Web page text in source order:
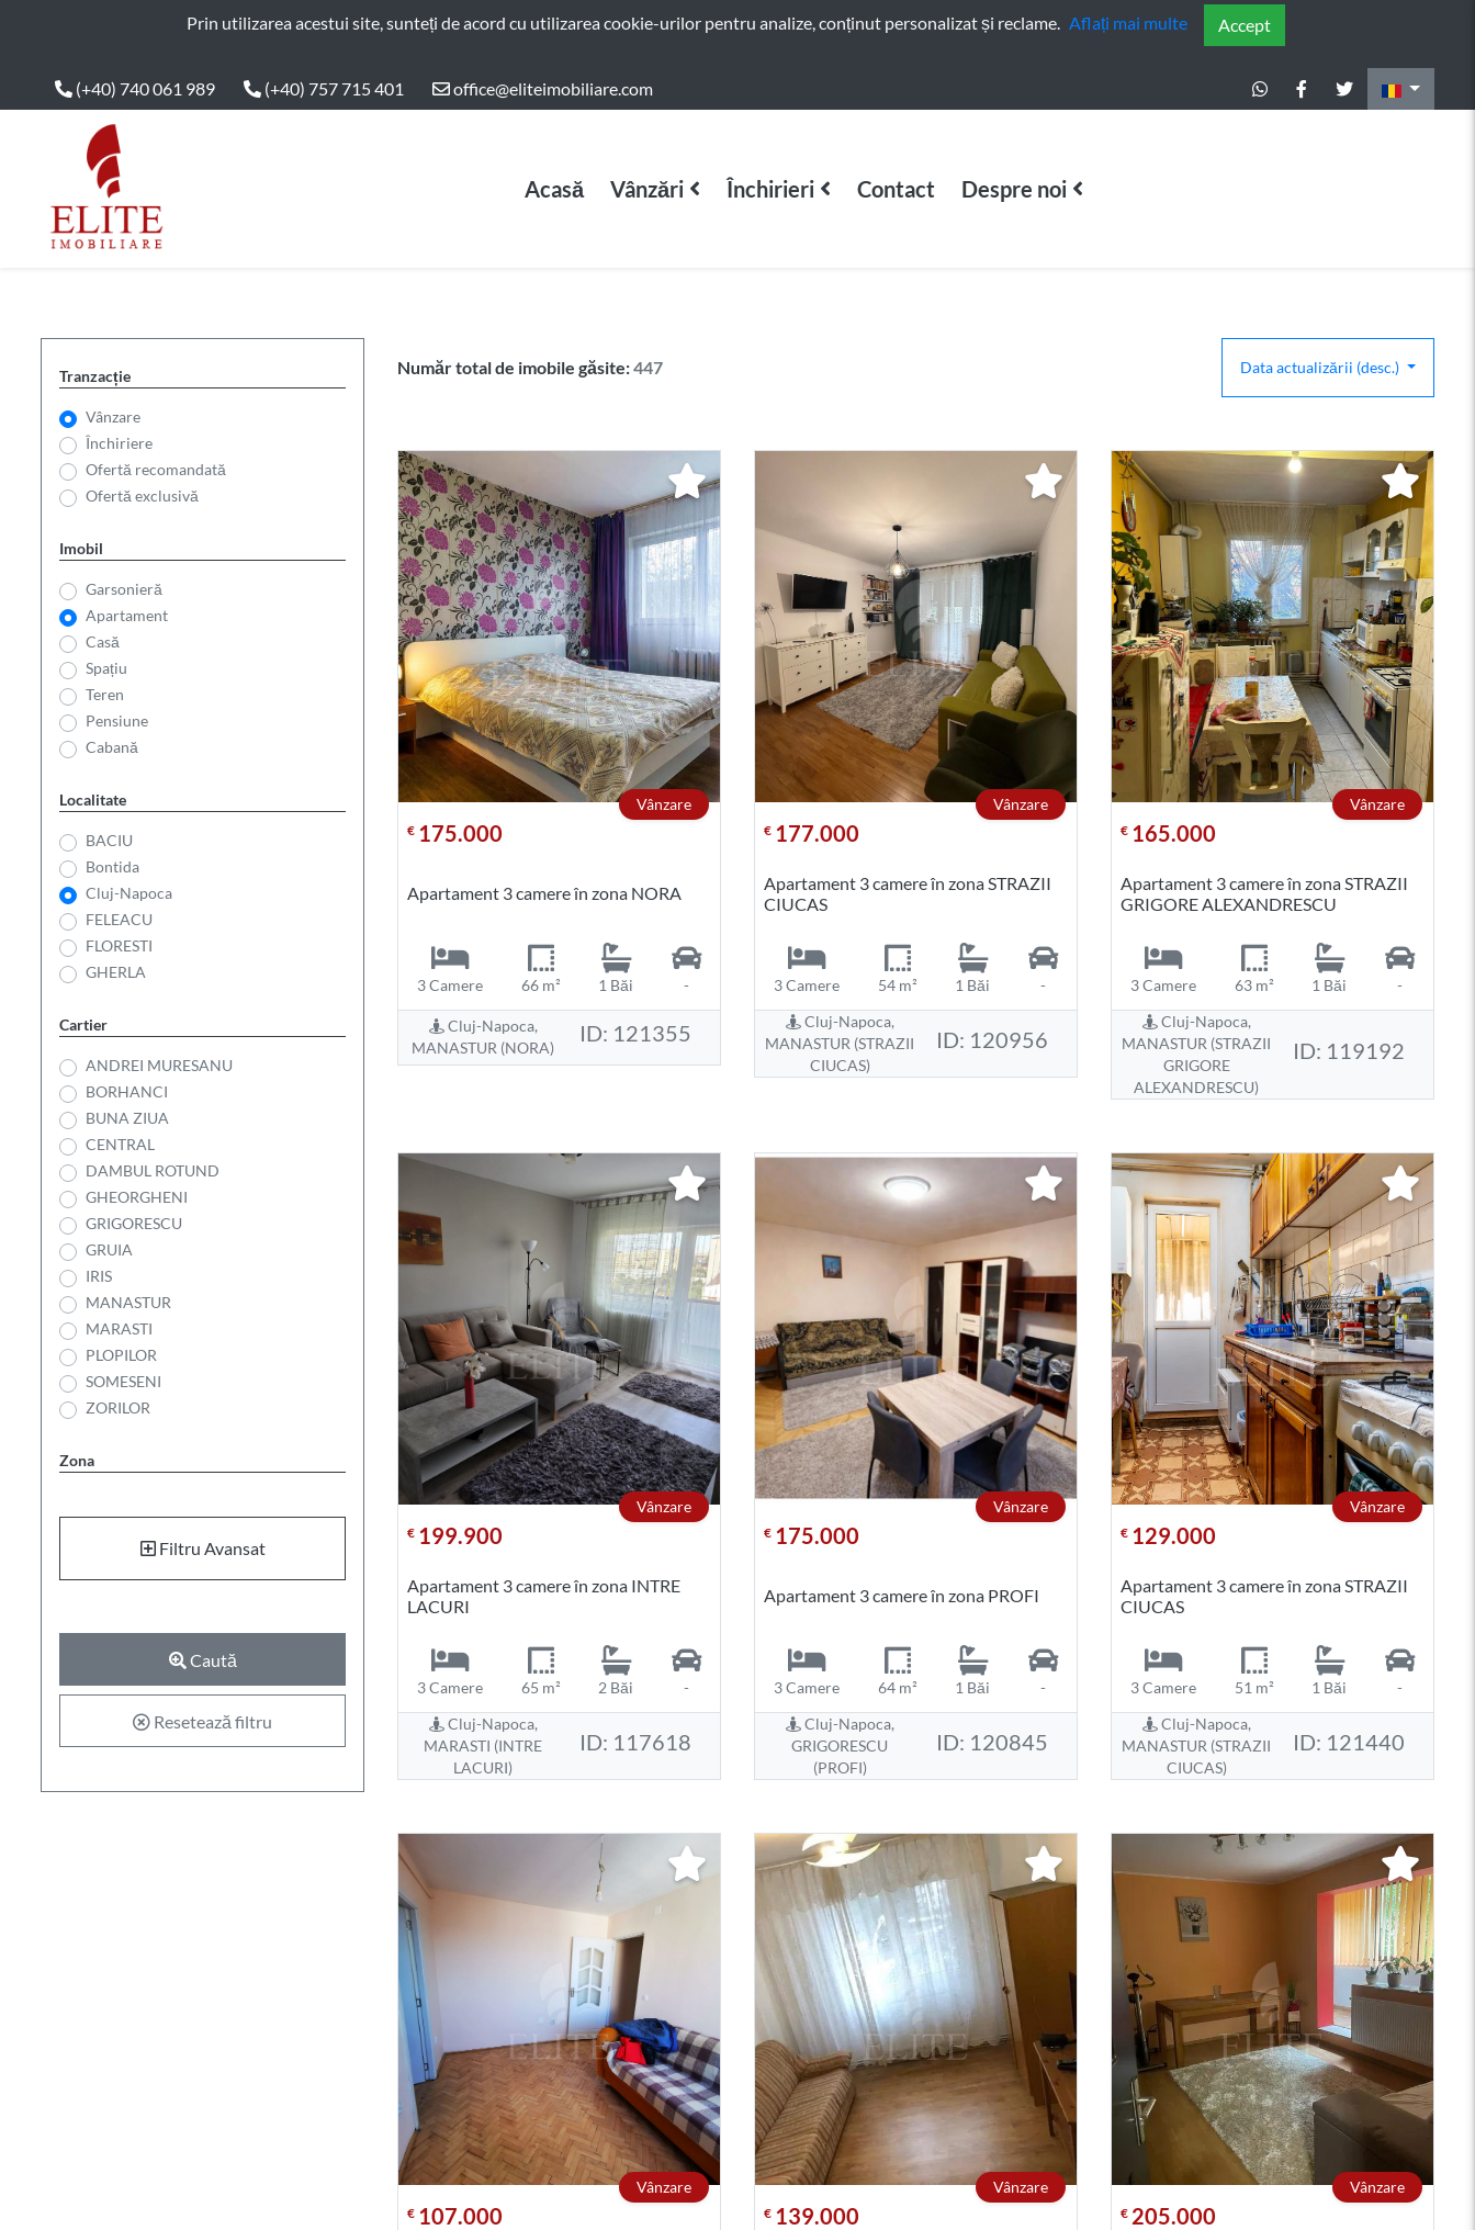
ELITE IMOBILIAREPrin utilizarea acestui site, sunteți de acord cu utilizarea cookie-urilor pentru analize, conținut personalizat și reclame. Aflați mai multe Accept
(+40) 740 061 989 (+40) 757 715 401 office@eliteimobiliare.com
Main Nav Acasă Vânzări Închirieri Contact Despre noi
Tranzacție
Vânzare
Închiriere
Ofertă recomandată
Ofertă exclusivă
Imobil
Garsonieră
Apartament
Casă
Spațiu
Teren
Pensiune
Cabană
Localitate
BACIU
Bontida
Cluj-Napoca
FELEACU
FLORESTI
GHERLA
Cartier
ANDREI MURESANU
BORHANCI
BUNA ZIUA
CENTRAL
DAMBUL ROTUND
GHEORGHENI
GRIGORESCU
GRUIA
IRIS
MANASTUR
MARASTI
PLOPILOR
SOMESENI
ZORILOR
Zona
Filtru Avansat
Caută
Resetează filtru
Număr total de imobile găsite:447 Data actualizării (desc.)
Vânzare
€ 175.000
Apartament 3 camere în zona NORA
3 Camere 66 m² 1 Băi -
Cluj-Napoca,
MANASTUR (NORA)
ID: 121355
Vânzare
€ 177.000
Apartament 3 camere în zona STRAZII
CIUCAS
3 Camere 54 m² 1 Băi
-
Cluj-Napoca,
MANASTUR (STRAZII
CIUCAS)
ID: 120956
Vânzare
€ 165.000
Apartament 3 camere în zona STRAZII
GRIGORE ALEXANDRESCU
3 Camere 63 m² 1 Băi
-
Cluj-Napoca,
MANASTUR (STRAZII
GRIGORE
ALEXANDRESCU)
ID: 119192
Vânzare
€ 199.900
Apartament 3 camere în zona INTRE
LACURI
3 Camere 65 m² 2 Băi
-
Cluj-Napoca,
MARASTI (INTRE
LACURI)
ID: 117618
Vânzare
€ 175.000
Apartament 3 camere în zona PROFI
3 Camere 64 m² 1 Băi
-
Cluj-Napoca,
GRIGORESCU
(PROFI)
ID: 120845
Vânzare
€ 129.000
Apartament 3 camere în zona STRAZII
CIUCAS
3 Camere 51 m² 1 Băi
-
Cluj-Napoca,
MANASTUR (STRAZII
CIUCAS)
ID: 121440
Vânzare
€ 107.000
Vânzare
€ 139.000
Vânzare
€ 205.000